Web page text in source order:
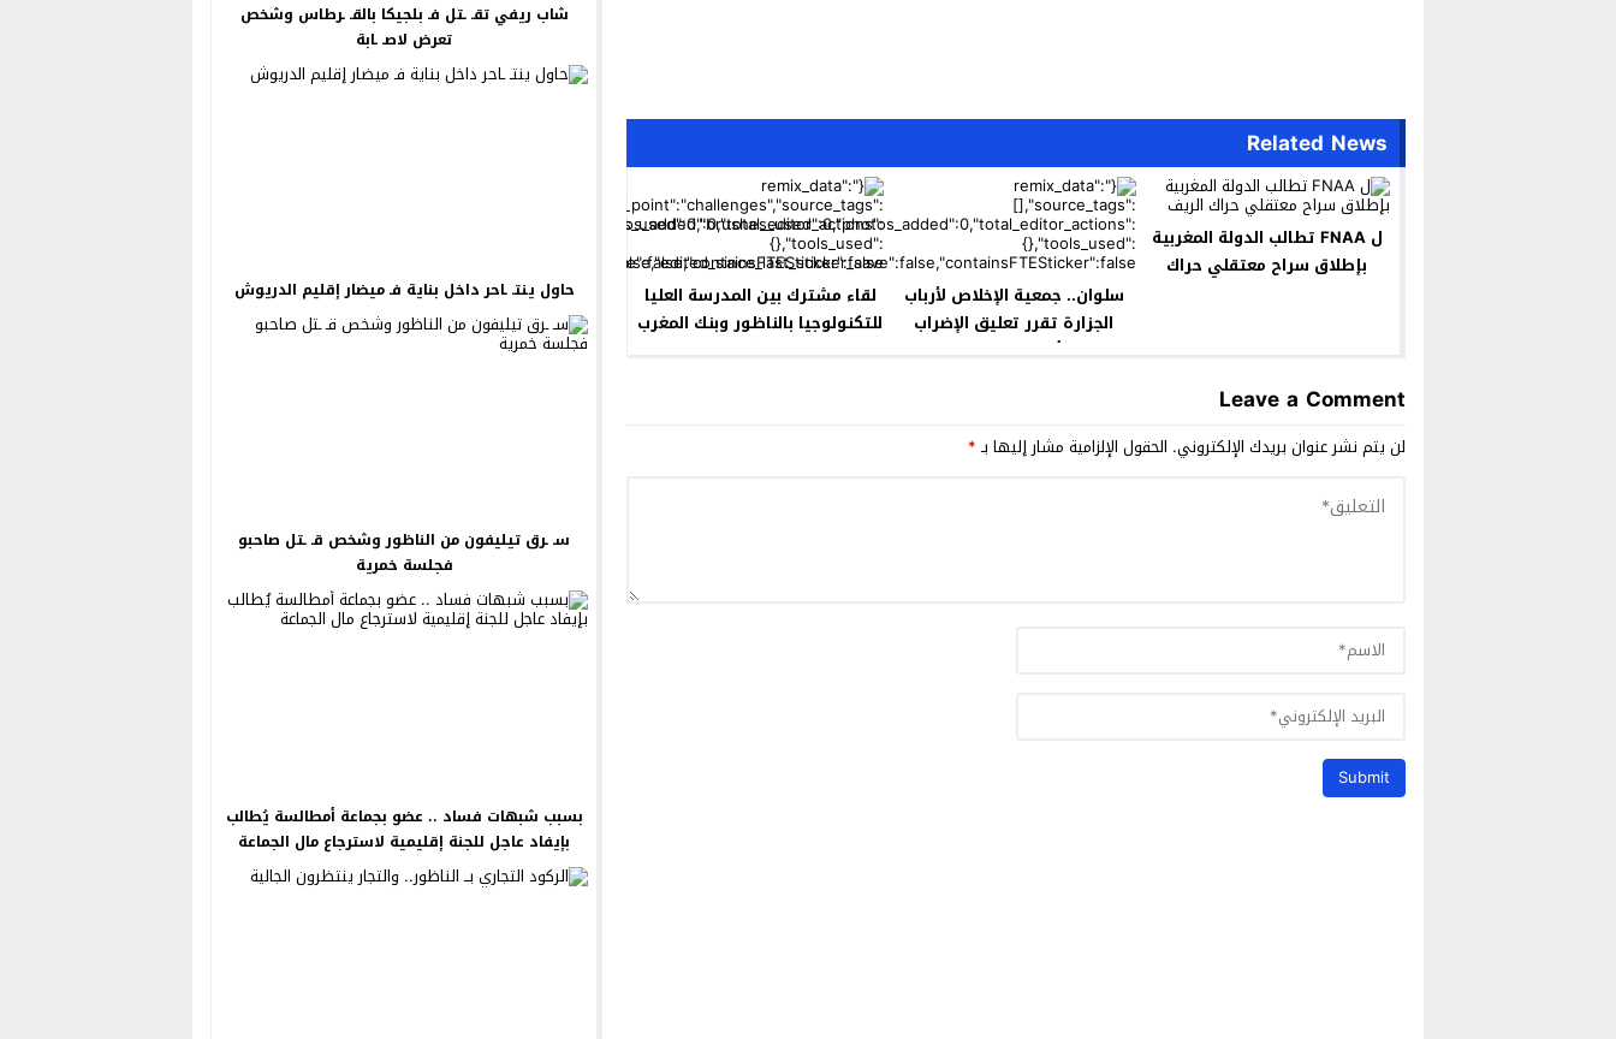
Related News
ل FNAA تطالب الدولة المغربية
بإطلاق سراح معتقلي حراك
سلوان.. جمعية الإخلاص لأرباب
الجزارة تقرر تعليق الإضراب
وتحدد أسعار موحدة للحوم
لقاء مشترك بين المدرسة العليا
للتكنولوجيا بالناظور وبنك المغرب
Leave a Comment
لن يتم نشر عنوان بريدك الإلكتروني. الحقول الإلزامية مشار إليها بـ*
شاب ريفي تقـ ـتل فـ بلجيكا بالقـ ـرطاس وشخص
تعرض لاصـ ـابة
حاول ينتـ ـاحر داخل بناية فـ ميضار إقليم الدريوش
سـ ـرق تيليفون من الناظور وشخص قـ ـتل صاحبو
فجلسة خمرية
بسبب شبهات فساد .. عضو بجماعة أمطالسة يُطالب
بإيفاد عاجل للجنة إقليمية لاسترجاع مال الجماعة